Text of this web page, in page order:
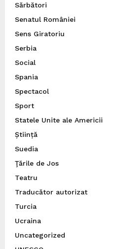
Sărbători
Senatul României
Sens Giratoriu
Serbia
Social
Spania
Spectacol
Sport
Statele Unite ale Americii
Știință
Suedia
Ţările de Jos
Teatru
Traducător autorizat
Turcia
Ucraina
Uncategorized